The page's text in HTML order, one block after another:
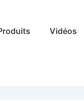
Vidéos